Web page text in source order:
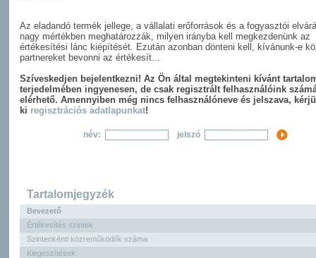
Az eladandó termék jellege, a vállalati erőforrások és a fogyasztói
nagy mértékben meghatározzák, milyen irányba kell megkezdenünk az
értékesítési lánc kiépítését. Ezután azonban dönteni kell, kívánunk-e
partnereket bevonni az értékesít...
Szíveskedjen bejelentkezni! Az Ön által megtekinteni kívánt
terjedelmében ingyenesen, de csak regisztrált felhasználóink
elérhető. Amennyiben még nincs felhasználóneve és jelszava,
ki regisztrációs adatlapunkat!
név: jelszó
Tartalomjegyzék
Bevezető
Értékesítés szintek
Szintenkénti közreműködők száma
Kiegészítések